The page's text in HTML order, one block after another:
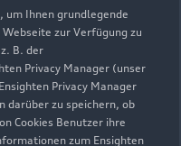
um Ihnen grundlegende
zur Verfügung zu
B. der
Privacy Manager (unser
Privacy Manager
darüber zu speichern, ob
Cookies Benutzer ihre
zum Ensighten
Einstellungen